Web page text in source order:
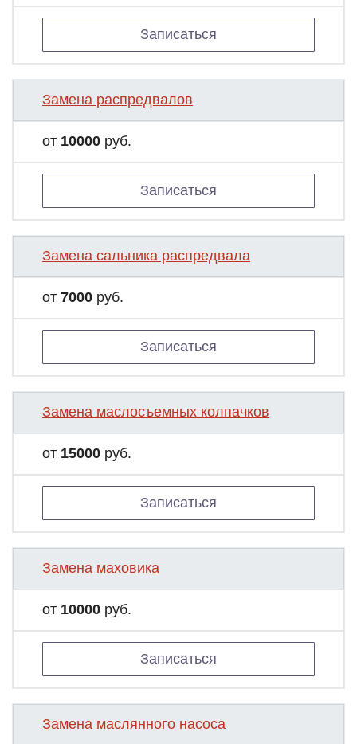
Записаться
Замена распредвалов
от 10000 руб.
Записаться
Замена сальника распредвала
от 7000 руб.
Записаться
Замена маслосъемных колпачков
от 15000 руб.
Записаться
Замена маховика
от 10000 руб.
Записаться
Замена маслянного насоса